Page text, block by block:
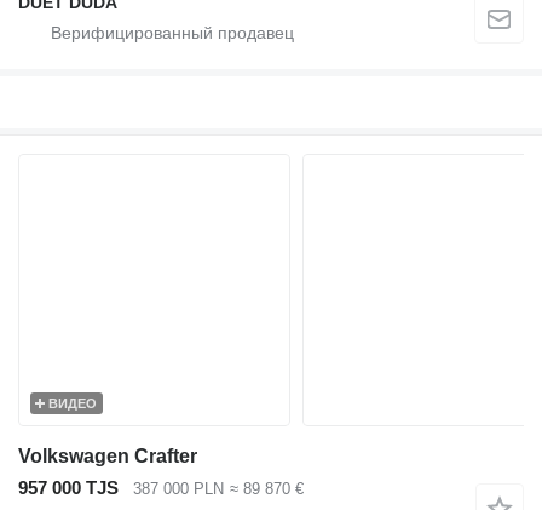
ВИДЕО
Volkswagen Crafter
957 000 TJS
387 000 PLN ≈ 89 870 €